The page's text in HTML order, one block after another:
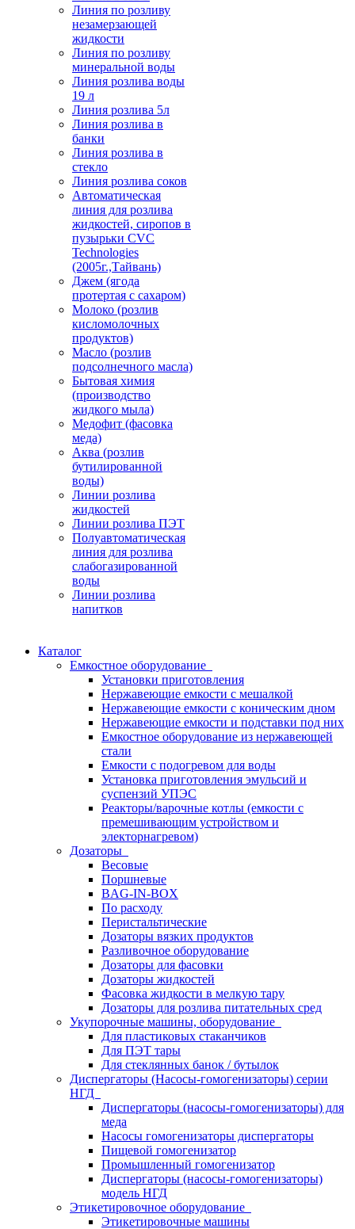
Линия по розливу
незамерзающей
жидкости
Линия по розливу
минеральной воды
Линия розлива воды
19 л
Линия розлива 5л
Линия розлива в
банки
Линия розлива в
стекло
Линия розлива соков
Автоматическая
линия для розлива
жидкостей, сиропов в
пузырьки CVC
Technologies
(2005г.,Тайвань)
Джем (ягода
протертая с сахаром)
Молоко (розлив
кисломолочных
продуктов)
Масло (розлив
подсолнечного масла)
Бытовая химия
(производство
жидкого мыла)
Медофит (фасовка
меда)
Аква (розлив
бутилированной
воды)
Линии розлива
жидкостей
Линии розлива ПЭТ
Полуавтоматическая
линия для розлива
слабогазированной
воды
Линии розлива
напитков
Каталог
Емкостное оборудование
Установки приготовления
Нержавеющие емкости с мешалкой
Нержавеющие емкости с коническим дном
Нержавеющие емкости и подставки под них
Емкостное оборудование из нержавеющей
стали
Емкости с подогревом для воды
Установка приготовления эмульсий и
суспензий УПЭС
Реакторы/варочные котлы (емкости с
премешивающим устройством и
электорнагревом)
Дозаторы
Весовые
Поршневые
BAG-IN-BOX
По расходу
Перистальтические
Дозаторы вязких продуктов
Разливочное оборудование
Дозаторы для фасовки
Дозаторы жидкостей
Фасовка жидкости в мелкую тару
Дозаторы для розлива питательных сред
Укупорочные машины, оборудование
Для пластиковых стаканчиков
Для ПЭТ тары
Для стеклянных банок / бутылок
Диспергаторы (Насосы-гомогенизаторы) серии
НГД
Диспергаторы (насосы-гомогенизаторы) для
меда
Насосы гомогенизаторы диспергаторы
Пищевой гомогенизатор
Промышленный гомогенизатор
Диспергаторы (насосы-гомогенизаторы)
модель НГД
Этикетировочное оборудование
Этикетировочные машины